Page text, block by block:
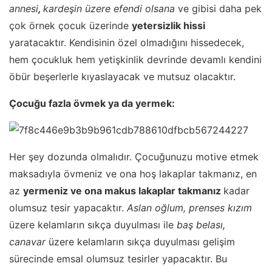
annesi, kardeşin üzere efendi olsana ve gibisi daha pek
çok örnek çocuk üzerinde yetersizlik hissi
yaratacaktır. Kendisinin özel olmadığını hissedecek,
hem çocukluk hem yetişkinlik devrinde devamlı kendini
öbür beşerlerle kıyaslayacak ve mutsuz olacaktır.
Çocuğu fazla övmek ya da yermek:
Her şey dozunda olmalıdır. Çocuğunuzu motive etmek
maksadıyla övmeniz ve ona hoş lakaplar takmanız, en
az yermeniz ve ona makus lakaplar takmanız kadar
olumsuz tesir yapacaktır. Aslan oğlum, prenses kızım
üzere kelamların sıkça duyulması ile baş belası,
canavar üzere kelamların sıkça duyulması gelişim
sürecinde emsal olumsuz tesirler yapacaktır. Bu